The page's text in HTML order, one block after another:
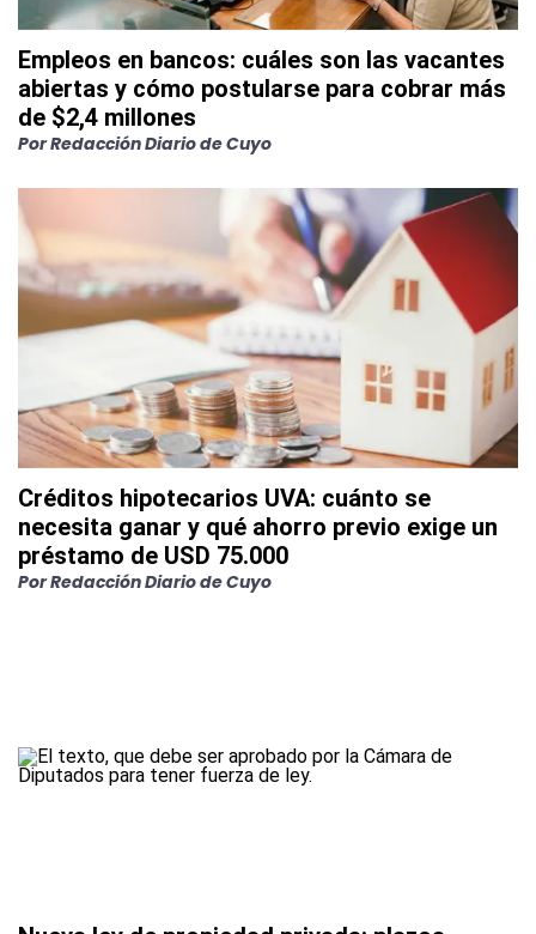
Empleos en bancos: cuáles son las vacantes
abiertas y cómo postularse para cobrar más
de $2,4 millones
PorRedacción Diario de Cuyo
Créditos hipotecarios UVA: cuánto se
necesita ganar y qué ahorro previo exige un
préstamo de USD 75.000
PorRedacción Diario de Cuyo